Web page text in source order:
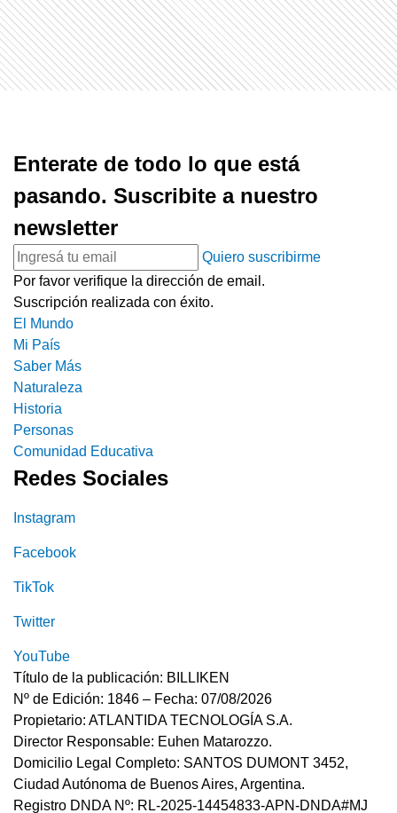
Enterate de todo lo que está
pasando. Suscribite a nuestro
newsletter
Quiero suscribirme
Por favor verifique la dirección de email.
Suscripción realizada con éxito.
El Mundo
Mi País
Saber Más
Naturaleza
Historia
Personas
Comunidad Educativa
Redes Sociales
Instagram
Facebook
TikTok
Twitter
YouTube
Título de la publicación: BILLIKEN
Nº de Edición: 1846 – Fecha: 07/08/2026
Propietario: ATLANTIDA TECNOLOGÍA S.A.
Director Responsable: Euhen Matarozzo.
Domicilio Legal Completo: SANTOS DUMONT 3452,
Ciudad Autónoma de Buenos Aires, Argentina.
Registro DNDA Nº: RL-2025-14454833-APN-DNDA#MJ